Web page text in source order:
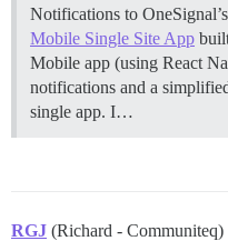
Notifications to
Mobile Single Site App
Mobile app (using React
notifications and a
single app. I…
RGJ (Richard - Communiteq)